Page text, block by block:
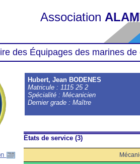
Association
des Équipages des marines
Hubert, Jean BODENES
Matricule : 1115 25 2
Spécialité : Mécanicien
Dernier grade : Maître
États de service (3)